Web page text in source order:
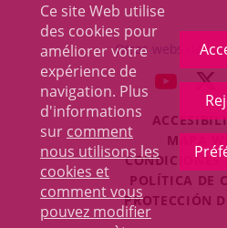
Ce site Web utilise
des cookies pour
améliorer votre
expérience de
navigation. Plus
d'informations
sur comment
nous utilisons les
cookies et
comment vous
pouvez modifier
Otras webs del
UNA
A
MAPA
CONDICIONES
POLÍTICA DE
PROTECCIÓN